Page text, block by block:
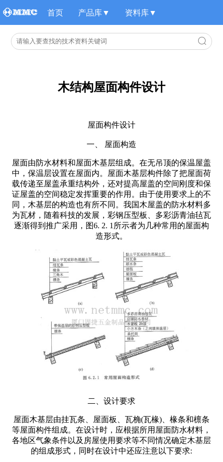
首页 产品库▼ 资料库▼
木结构屋面构件设计
屋面构件设计
一、 屋面构造
屋面由防水材料和屋面木基层组成。在无吊顶的保温屋盖
中，保温层设置在屋面内。屋面木基层构件除了把屋面荷
载传递至屋盖承重结构外，还对提高屋盖的空间刚度和保
证屋盖的空间稳定发挥重要的作用。由于使用要求上的不
同，木基层的构造也有所不同。我国木屋盖的防水材料多
为瓦材，随着科技的发展，彩钢压型板、多彩沥青油毡瓦
逐渐得到推广采用，图6. 2. 1所示者为几种常用的屋面构
造形式。
二、设计要求
屋面木基层由挂瓦条、屋面板、瓦桷(瓦椽)、椽条和檩条
等屋面构件组成。在设计时，应根据所用屋面防水材料，
各地区气象条件以及房屋使用要求等不同情况确定木基层
的组成形式，同时在设计中还应注意以下要求: